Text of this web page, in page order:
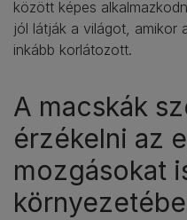
között képes
jól látják a világot, amikor
inkább korlátozott.
A macskák
érzékelni az
mozgásokat